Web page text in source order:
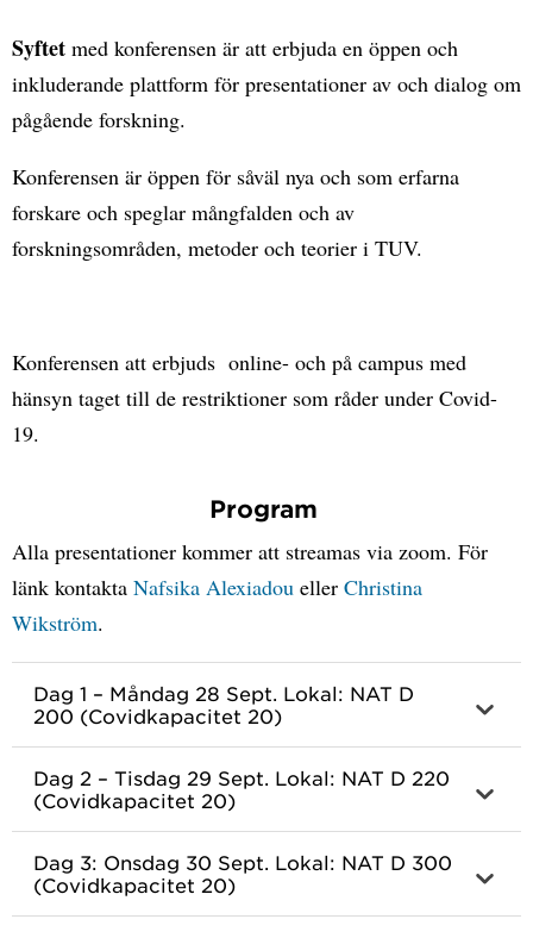
Syftet med konferensen är att erbjuda en öppen och
inkluderande plattform för presentationer av och dialog om
pågående forskning.
Konferensen är öppen för såväl nya och som erfarna
forskare och speglar mångfalden och av
forskningsområden, metoder och teorier i TUV.
Konferensen att erbjuds online- och på campus med
hänsyn taget till de restriktioner som råder under Covid-
19.
Program
Alla presentationer kommer att streamas via zoom. För
länk kontakta Nafsika Alexiadou eller Christina
Wikström.
Dag 1 – Måndag 28 Sept. Lokal: NAT D
200 (Covidkapacitet 20)
Dag 2 – Tisdag 29 Sept. Lokal: NAT D 220
(Covidkapacitet 20)
Dag 3: Onsdag 30 Sept. Lokal: NAT D 300
(Covidkapacitet 20)